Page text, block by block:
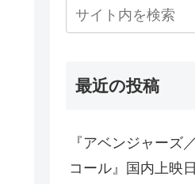
最近の投稿
『アベンジャーズ
コール』国内上映